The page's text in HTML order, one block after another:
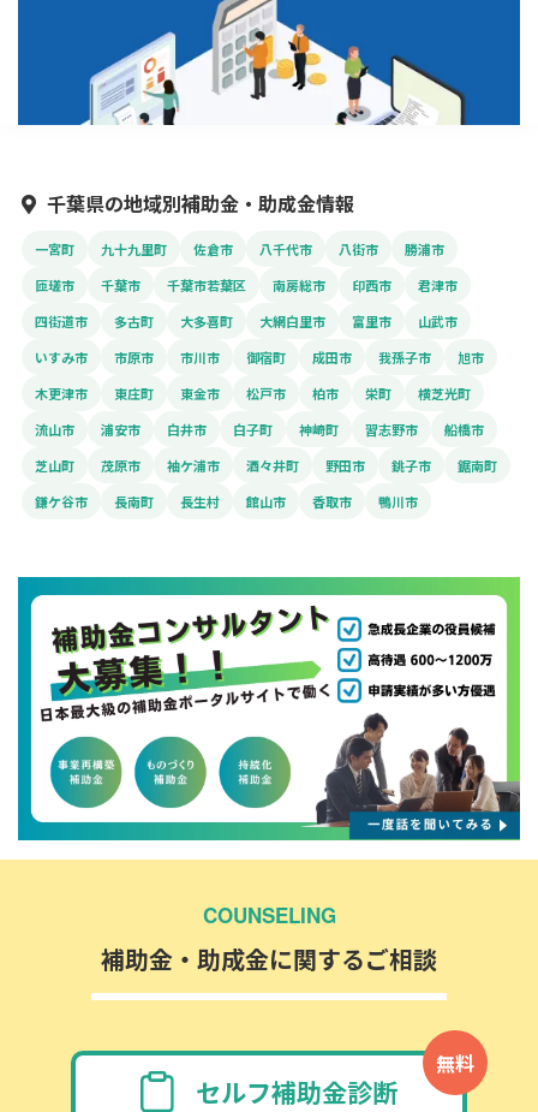
千葉県の地域別補助金・助成金情報
一宮町 九十九里町 佐倉市 八千代市 八街市
勝浦市
匝瑳市
千葉市 千葉市若葉区 南房総市 印西市
君津市
四街道市
多古町 大多喜町 大網白里市 富里市
山武市
いすみ市
市原市 市川市 御宿町 成田市 我孫子市
旭市
木更津市
東庄町 東金市 松戸市 柏市 栄町
横芝光町
流山市
浦安市 白井市 白子町 神崎町 習志野市
船橋市
芝山町
茂原市 袖ケ浦市 酒々井町 野田市 銚子市
鋸南町
鎌ケ谷市
長南町 長生村 館山市 香取市 鴨川市
COUNSELING
補助金・助成金に関するご相談
無料
セルフ補助金診断